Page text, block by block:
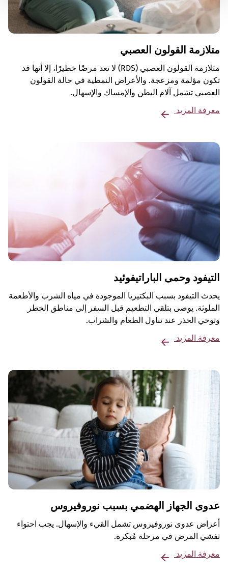
متلازمة القولون العصبي
متلازمة القولون العصبي (RDS) لا تعد مرضًا خطيرًا، إلا أنها قد
تكون مؤلمة ومزعجة. والأعراض النمطية في حالة القولون
العصبي تشمل آلام البطن والإمساك والإسهال.
معرفة المزيد
التيفود وحمى الباراتيفوئيد
يحدث التيفود بسبب البكتيريا الموجودة في مياه الشرب والأطعمة
الملوثة. يوصى بتلقي التطعيم قبل السفر إلى مناطق الخطر
وتوخي الحذر عند تناول الطعام والشراب.
معرفة المزيد
عدوى الجهاز الهضمي بسبب نوروفيروس
أعراض عدوى نوروفيروس تشمل القيء والإسهال. يجب احتواء
تفشي المرض في مرحلة مُبكرة.
معرفة المزيد